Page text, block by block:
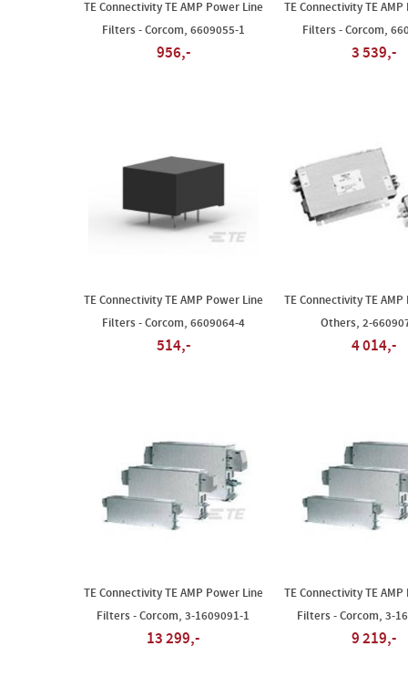
TE Connectivity TE AMP Power Line
Filters - Corcom, 6609055-1
956,-
TE Connectivity TE
Filters - Corcom,
3 539,-
TE Connectivity TE AMP Power Line
Filters - Corcom, 6609064-4
514,-
TE Connectivity TE
Others, 2-
4 014,-
TE Connectivity TE AMP Power Line
Filters - Corcom, 3-1609091-1
13 299,-
TE Connectivity TE
Filters - Corcom, 3-
9 219,-